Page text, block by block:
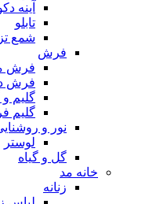
آینه
تابلو
شمع
فرش
فرش
فرش
گلیم و
گلیم
نور و
لوستر
گل و گیاه
خانه مد
زنانه